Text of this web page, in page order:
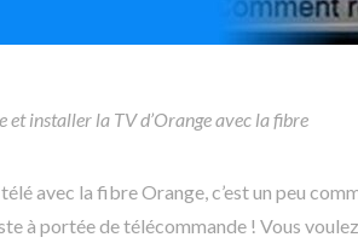
et installer la TV d’Orange avec la fibre
avec la fibre Orange, c’est un peu
à portée de télécommande ! Vous